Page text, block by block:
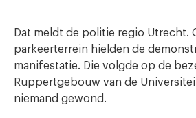
Dat meldt de politie regio Utrecht.
parkeerterrein hielden de
manifestatie. Die volgde op de
Ruppertgebouw van de
niemand gewond.